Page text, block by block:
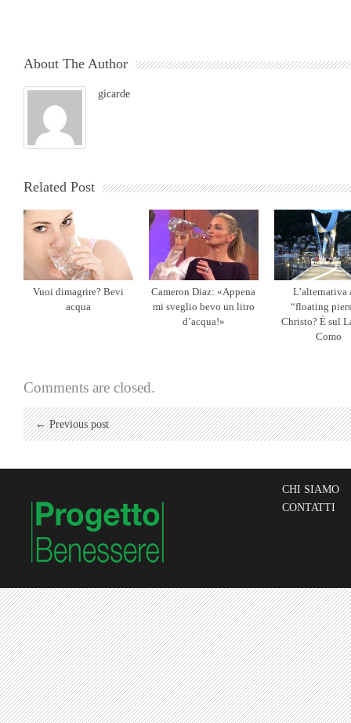
About The Author
gicarde
Related Post
Vuoi dimagrire? Bevi
acqua
Cameron Diaz: «Appena
mi sveglio bevo un litro
d’acqua!»
L’alternativa
“floating
Christo? È sul
Como
Comments are closed.
← Previous post
CHI SIAMO
CONTATTI